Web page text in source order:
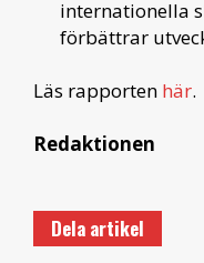
internationella
förbättrar
Läs rapporten här.
Redaktionen
Dela artikel